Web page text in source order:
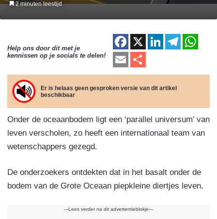
2 minuten leestijd
Help ons door dit met je
kennissen op je socials te delen!
F
a
c
e
b
o
o
X
Li
k
e
dI
n
T
e
a
m
at
A
p
p
E
m
ail
el
e
n
Er is helaas geen gesproken versie van dit artikel
beschikbaar
Onder de oceaanbodem ligt een ‘parallel universum’ van
leven verscholen, zo heeft een internationaal team van
wetenschappers gezegd.
De onderzoekers ontdekten dat in het basalt onder de
bodem van de Grote Oceaan piepkleine diertjes leven.
---Lees verder na dit advertentieblokje---